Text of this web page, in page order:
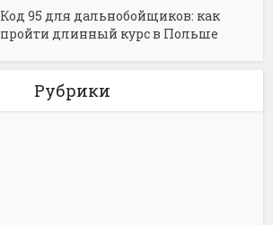
Код 95 для дальнобойщиков: как
пройти длинный курс в Польше
Рубрики